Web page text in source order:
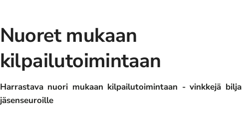
Nuoret mukaan
kilpailutoimintaan
Harrastava nuori mukaan kilpailutoimintaan - vinkkejä
jäsenseuroille